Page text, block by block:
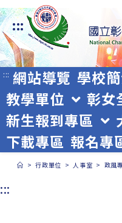
跳
轉
至
主
要
內
容
:::
::: 網站導覽 學校
教學單位
彰女
新生報到專區
下載專區 報名專
> 行政單位 > 人事室 > 政風
:::